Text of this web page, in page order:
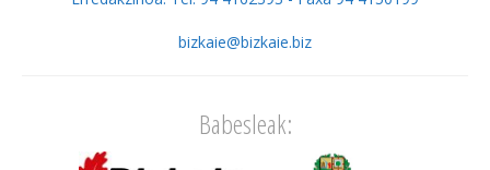
bizkaie@bizkaie.biz
Babesleak: